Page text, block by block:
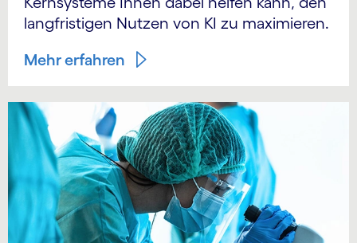
langfristigen Nutzen von KI zu maximieren.
Mehr erfahren